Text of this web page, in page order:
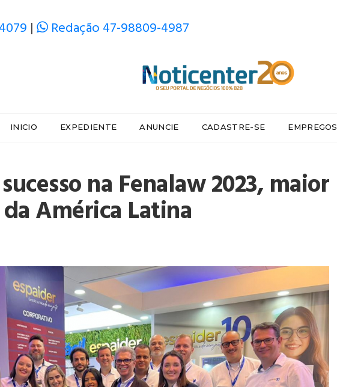
| Redação 47-98809-4987
INICIO EXPEDIENTE ANUNCIE CADASTRE-SE EMPREGOS
na Fenalaw 2023, maior
América Latina